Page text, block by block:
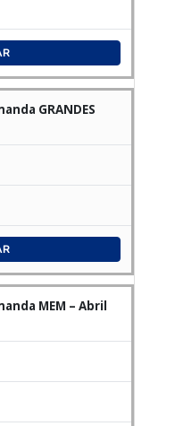
GRANDES
MEM – Abril